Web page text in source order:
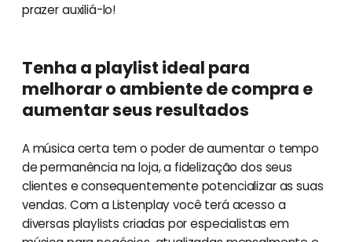
prazer auxiliá-lo!
Tenha a playlist ideal para
melhorar o ambiente de compra e
aumentar seus resultados
A música certa tem o poder de aumentar o tempo
de permanência na loja, a fidelização dos seus
clientes e consequentemente potencializar as suas
vendas. Com a Listenplay você terá acesso a
diversas playlists criadas por especialistas em